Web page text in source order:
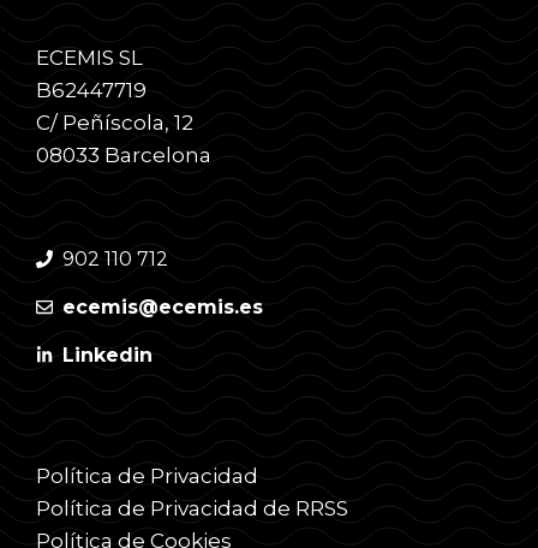
ECEMIS SL
B62447719
C/ Peñíscola, 12
08033 Barcelona
902 110 712
ecemis@ecemis.es
Linkedin
Política de Privacidad
Política de Privacidad de RRSS
Política de Cookies